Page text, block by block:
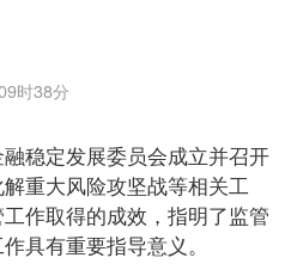
时38分
稳定发展委员会成立并召开
重大风险攻坚战等相关工
作取得的成效，指明了监管
具有重要指导意义。